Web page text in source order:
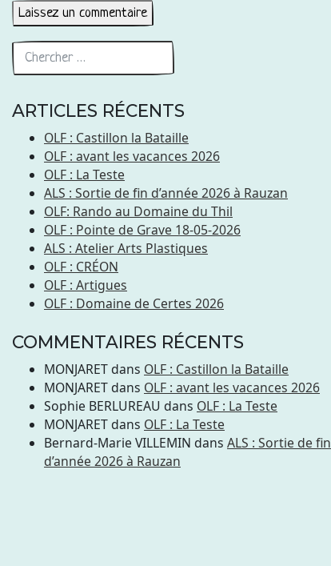
ARTICLES RÉCENTS
OLF : Castillon la Bataille
OLF : avant les vacances 2026
OLF : La Teste
ALS : Sortie de fin d’année 2026 à Rauzan
OLF: Rando au Domaine du Thil
OLF : Pointe de Grave 18-05-2026
ALS : Atelier Arts Plastiques
OLF : CRÉON
OLF : Artigues
OLF : Domaine de Certes 2026
COMMENTAIRES RÉCENTS
MONJARETdans OLF : Castillon la Bataille
MONJARETdans OLF : avant les vacances 2026
Sophie BERLUREAU dans OLF : La Teste
MONJARETdans OLF : La Teste
Bernard-Marie VILLEMIN dans ALS : Sortie de fin
d’année 2026 à Rauzan